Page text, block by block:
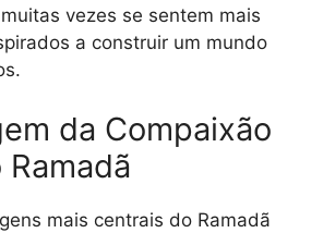
vezes se sentem mais
a construir um mundo
da Compaixão
mais centrais do Ramadã